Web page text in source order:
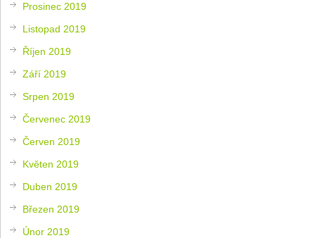
Prosinec 2019
Listopad 2019
Říjen 2019
Září 2019
Srpen 2019
Červenec 2019
Červen 2019
Květen 2019
Duben 2019
Březen 2019
Únor 2019